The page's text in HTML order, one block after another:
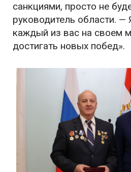
санкциями, просто не
руководитель области. —
каждый из вас на своем
достигать новых побед».